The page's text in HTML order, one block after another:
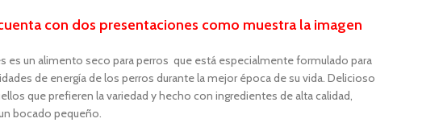
con dos presentaciones como muestra la imagen
es un alimento seco para perros que está especialmente formulado para
de energía de los perros durante la mejor época de su vida. Delicioso
que prefieren la variedad y hecho con ingredientes de alta calidad,
bocado pequeño.